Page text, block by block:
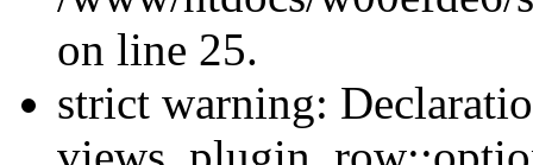
on line 25.
strict warning: